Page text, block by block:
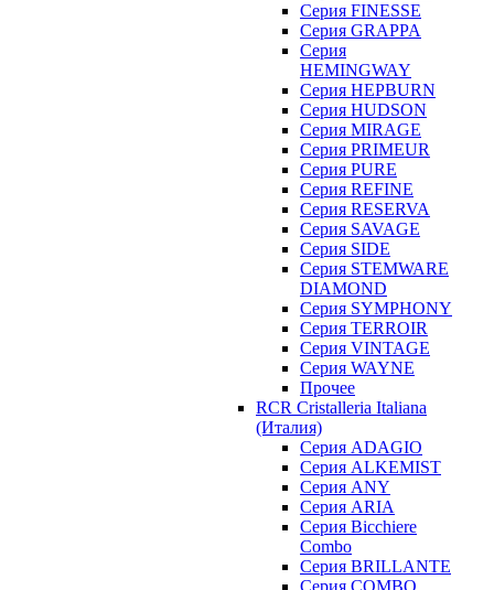
Серия FINESSE
Серия GRAPPA
Серия
HEMINGWAY
Серия HEPBURN
Серия HUDSON
Серия MIRAGE
Серия PRIMEUR
Серия PURE
Серия REFINE
Серия RESERVA
Серия SAVAGE
Серия SIDE
Серия STEMWARE
DIAMOND
Серия SYMPHONY
Серия TERROIR
Серия VINTAGE
Серия WAYNE
Прочее
RCR Cristalleria Italiana
(Италия)
Серия ADAGIO
Серия ALKEMIST
Серия ANY
Серия ARIA
Серия Bicchiere
Combo
Серия BRILLANTE
Серия COMBO